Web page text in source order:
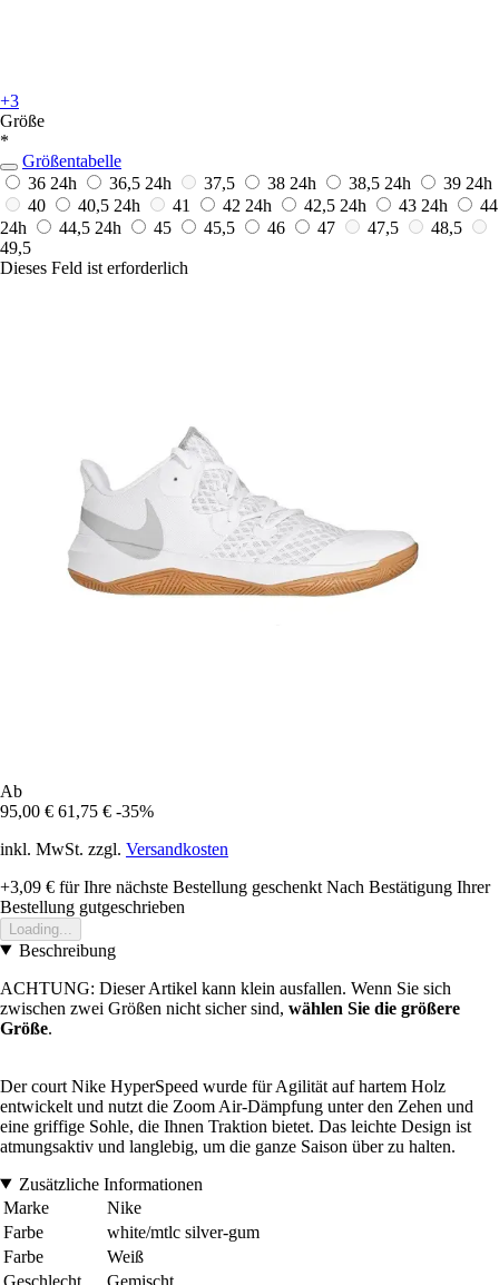
+3
Größe
*
Größentabelle
36 24h 36,5 24h 37,5 38 24h 38,5 24h 39 24h
40
40,5 24h 41 42 24h 42,5 24h 43 24h
44
24h
44,5 24h 45 45,5 46 47 47,5
48,5
49,5
Dieses Feld ist erforderlich
Ab
95,00 € 61,75 € -35%
inkl. MwSt. zzgl. Versandkosten
+3,09 € für Ihre nächste Bestellung geschenkt Nach Bestätigung Ihrer
Bestellung gutgeschrieben
Loading...
Beschreibung
ACHTUNG: Dieser Artikel kann klein ausfallen. Wenn Sie sich
zwischen zwei Größen nicht sicher sind, wählen Sie die größere
Größe.
Der court Nike HyperSpeed wurde für Agilität auf hartem Holz
entwickelt und nutzt die Zoom Air-Dämpfung unter den Zehen und
eine griffige Sohle, die Ihnen Traktion bietet. Das leichte Design ist
atmungsaktiv und langlebig, um die ganze Saison über zu halten.
Zusätzliche Informationen
Marke
Nike
Farbe
white/mtlc silver-gum
Farbe
Weiß
Geschlecht
Gemischt